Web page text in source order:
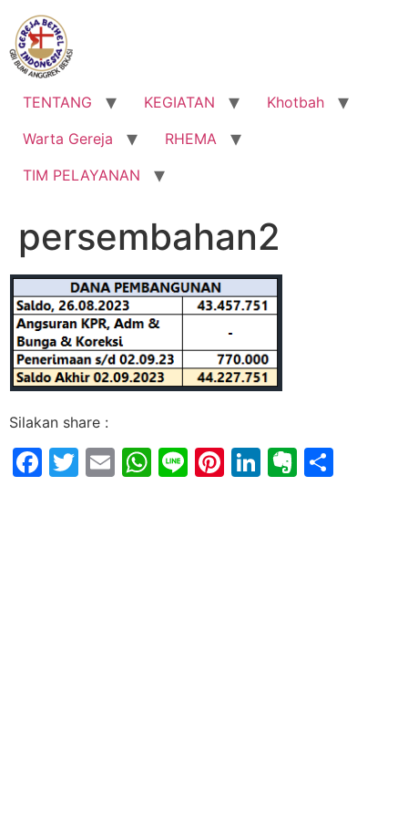
Lewati
konten
TENTANG KEGIATAN
Khotbah
Warta Gereja
RHEMA
TIM PELAYANAN
persembahan2
Silakan share :
Facebook
Twitter
EmailWhatsApp
LinePinterest
LinkedIn